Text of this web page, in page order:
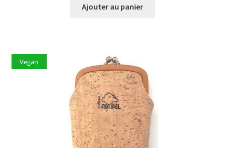
Ajouter au panier
Vegan